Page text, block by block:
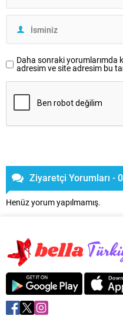
Daha sonraki yorumlarımda
adresim ve site adresim bu
Ziyaretçi Yorumları -
Henüz yorum yapılmamış.